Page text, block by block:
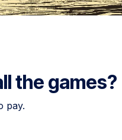
the games?
pay.